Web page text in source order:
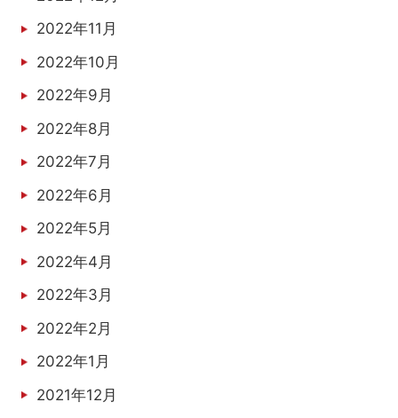
2022年11月
2022年10月
2022年9月
2022年8月
2022年7月
2022年6月
2022年5月
2022年4月
2022年3月
2022年2月
2022年1月
2021年12月